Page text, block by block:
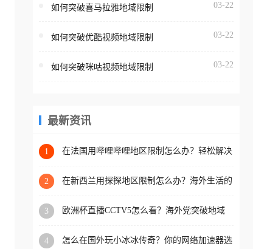
台一样，出现地区及版权限
地区播放。 遇到这个问题的
区工作、留学、定居等，都
权限制所困扰。
所在的地区无法播放”的提示
门、台湾、美国、加拿大、
区时，网易云音乐也会像其
回国加速器，即可解决「海
版权限制」的问题，无论人
国、加拿大、澳大利亚、欧
学、定居等，都可以使用，
如何突破喜马拉雅地域限制 03-22
如何突破优酷视频地域限制 03-22
如何突破咪咕视频地域限制 03-22
最新资讯
1
在法国用哔哩哔哩地区限制怎么办？轻松解决
2
在新西兰用探探地区限制怎么办？海外生活的
3
欧洲杯直播CCTV5怎么看？海外党突破地域
4
怎么在国外玩小冰冰传奇？你的网络加速器选